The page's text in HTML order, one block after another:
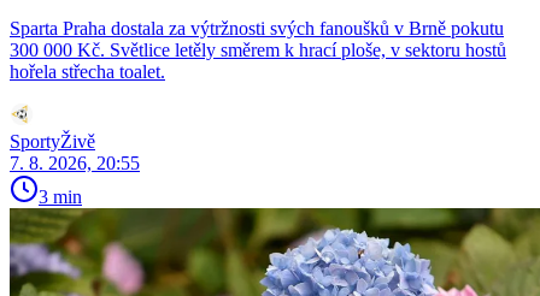
Sparta Praha dostala za výtržnosti svých fanoušků v Brně pokutu
300 000 Kč. Světlice letěly směrem k hrací ploše, v sektoru hostů
hořela střecha toalet.
SportyŽivě
7. 8. 2026, 20:55
3 min